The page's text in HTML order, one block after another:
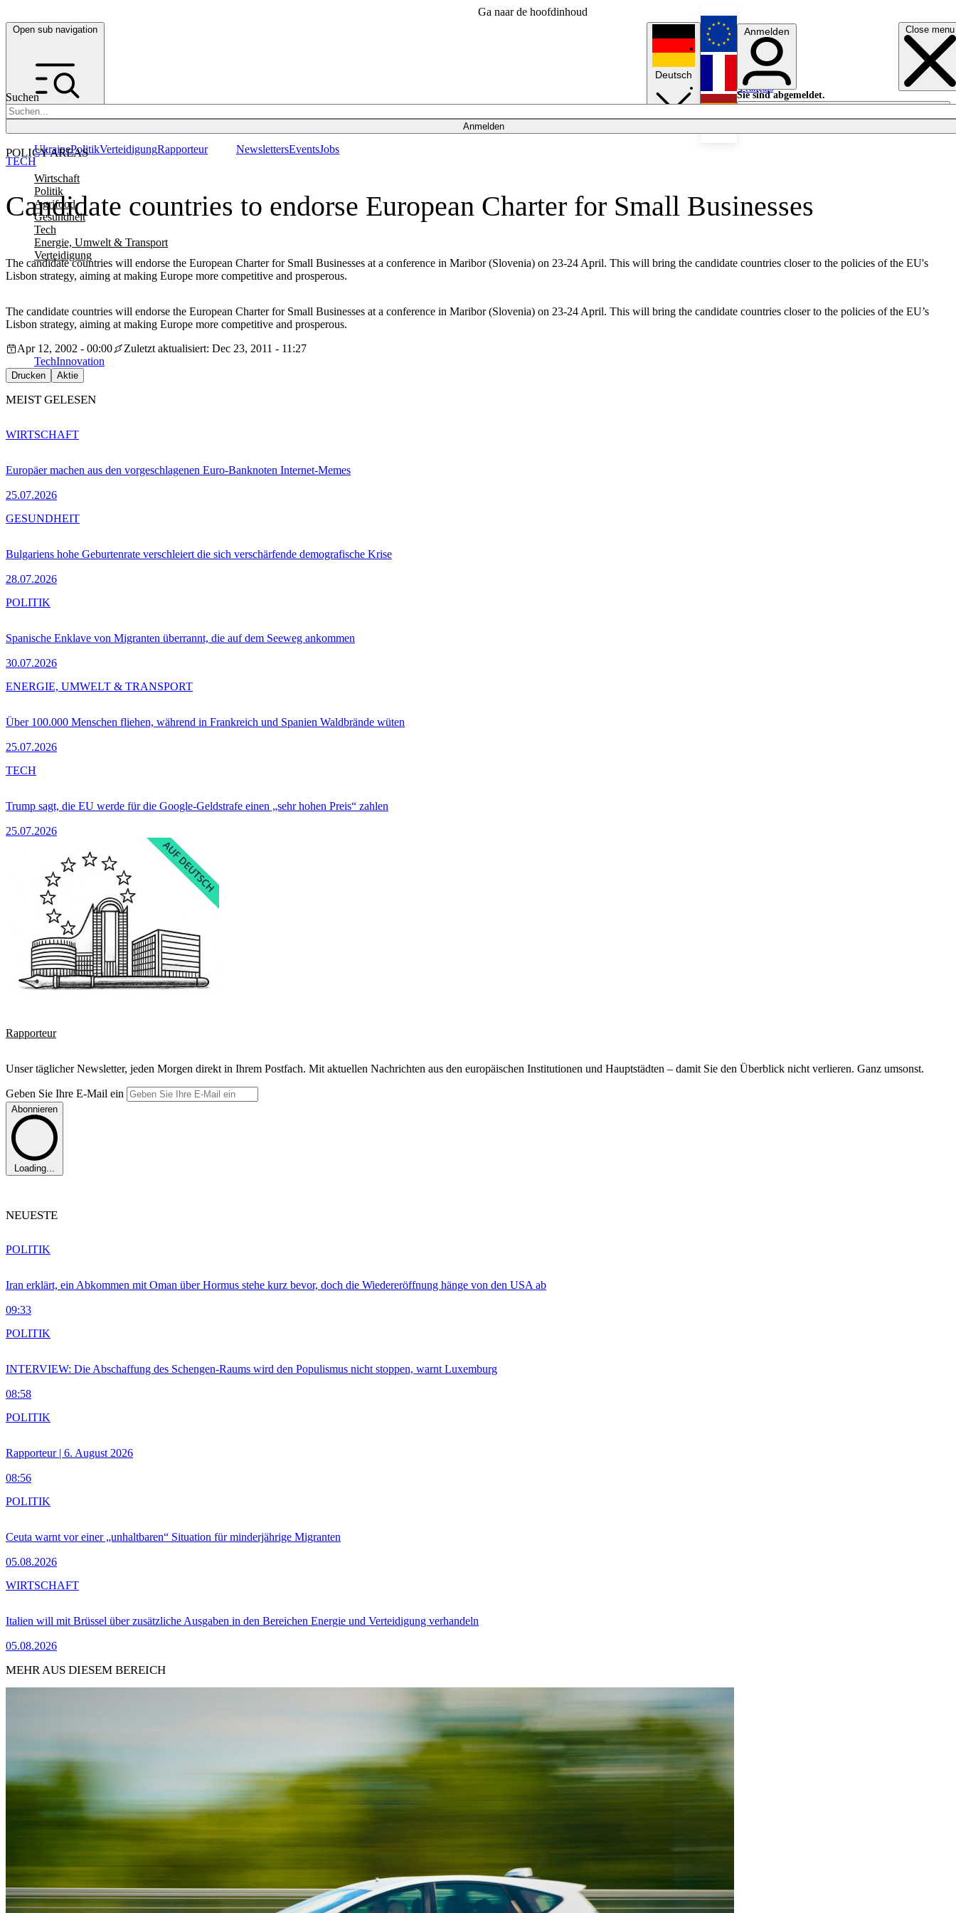
Ga naar de hoofdinhoud
Open sub navigation Close menu
Suchen
Anmelden
POLICY AREAS
Wirtschaft
Politik
Agrifood
Gesundheit
Tech
Energie, Umwelt & Transport
Verteidigung
UkrainePolitikVerteidigungRapporteur NewslettersEventsJobs
Deutsch
English
Français
Anmelden
Sie sind abgemeldet.
Anmelden
Licht aus
Candidate countries to endorse European Charter for Small Businesses
The candidate countries will endorse the European Charter for Small Businesses at a conference in Maribor (Slovenia) on 23-24 April. This will bring the candidate countries closer to the policies of the EU's
Lisbon strategy, aiming at making Europe more competitive and prosperous.
TECH
The candidate countries will endorse the European Charter for Small Businesses at a conference in Maribor (Slovenia) on 23-24 April. This will bring the candidate countries closer to the policies of the EU’s
Lisbon strategy, aiming at making Europe more competitive and prosperous.
Apr 12, 2002 - 00:00
Zuletzt aktualisiert: Dec 23, 2011 - 11:27
TechInnovation
Drucken Aktie
MEIST GELESEN
Europäer machen aus den vorgeschlagenen Euro-Banknoten Internet-Memes
25.07.2026
WIRTSCHAFT
Bulgariens hohe Geburtenrate verschleiert die sich verschärfende demografische Krise
28.07.2026
GESUNDHEIT
Spanische Enklave von Migranten überrannt, die auf dem Seeweg ankommen
30.07.2026
POLITIK
Über 100.000 Menschen fliehen, während in Frankreich und Spanien Waldbrände wüten
25.07.2026
ENERGIE, UMWELT & TRANSPORT
Trump sagt, die EU werde für die Google-Geldstrafe einen „sehr hohen Preis“ zahlen
25.07.2026
TECH
Rapporteur
Unser täglicher Newsletter, jeden Morgen direkt in Ihrem Postfach. Mit aktuellen Nachrichten aus den europäischen Institutionen und Hauptstädten – damit Sie den Überblick nicht verlieren. Ganz umsonst.
Geben Sie Ihre E-Mail ein
Abonnieren
Loading...
NEUESTE
Iran erklärt, ein Abkommen mit Oman über Hormus stehe kurz bevor, doch die Wiedereröffnung hänge von den USA ab
09:33
POLITIK
INTERVIEW: Die Abschaffung des Schengen-Raums wird den Populismus nicht stoppen, warnt Luxemburg
08:58
POLITIK
Rapporteur | 6. August 2026
08:56
POLITIK
Ceuta warnt vor einer „unhaltbaren“ Situation für minderjährige Migranten
05.08.2026
POLITIK
Italien will mit Brüssel über zusätzliche Ausgaben in den Bereichen Energie und Verteidigung verhandeln
05.08.2026
WIRTSCHAFT
MEHR AUS DIESEM BEREICH